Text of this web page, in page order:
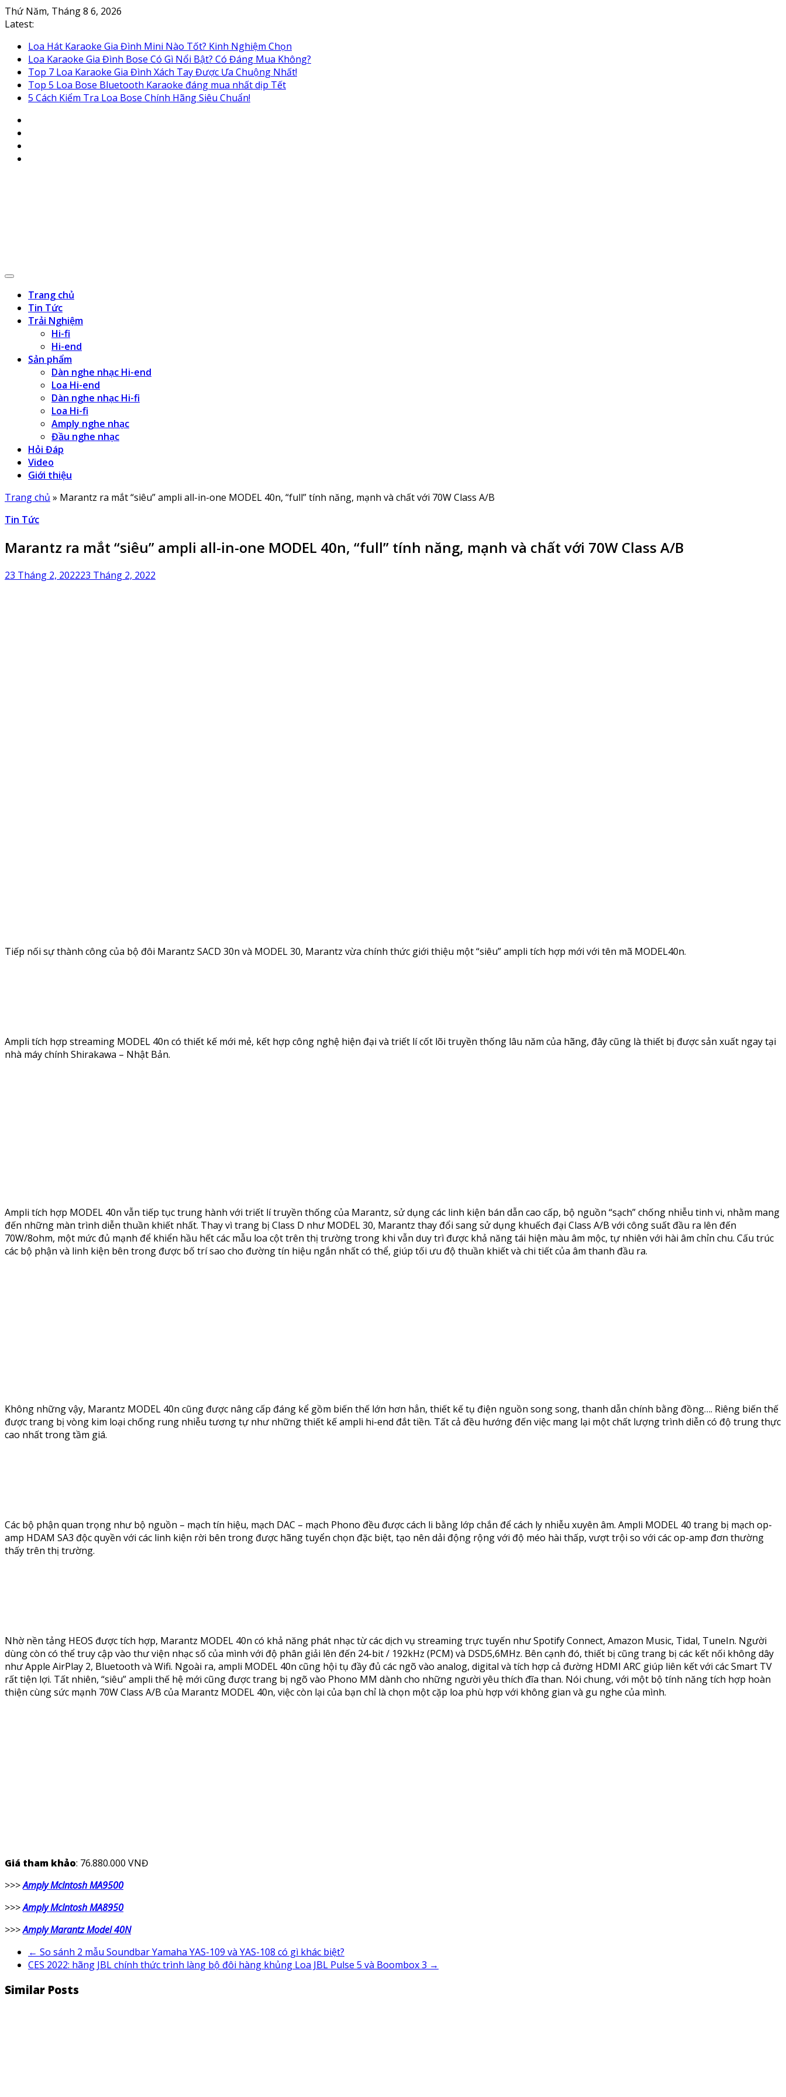
Skip
to
Thứ Năm, Tháng 8 6, 2026
Latest:
Loa Hát Karaoke Gia Đình Mini Nào Tốt? Kinh Nghiệm Chọn
Loa Karaoke Gia Đình Bose Có Gì Nổi Bật? Có Đáng Mua Không?
Top 7 Loa Karaoke Gia Đình Xách Tay Được Ưa Chuộng Nhất!
Top 5 Loa Bose Bluetooth Karaoke đáng mua nhất dịp Tết
5 Cách Kiểm Tra Loa Bose Chính Hãng Siêu Chuẩn!
Trang chủ
Tin Tức
Trải Nghiệm
Hi-fi
Hi-end
Sản phẩm
Dàn nghe nhạc Hi-end
Loa Hi-end
Dàn nghe nhạc Hi-fi
Loa Hi-fi
Amply nghe nhạc
Đầu nghe nhạc
Hỏi Đáp
Video
Giới thiệu
Trang chủ » Marantz ra mắt “siêu” ampli all-in-one MODEL 40n, “full” tính năng, mạnh và chất với 70W Class A/B
Tin Tức
Marantz ra mắt “siêu” ampli all-in-one MODEL 40n, “full” tính năng, mạnh và chất với 70W Class A/B
23 Tháng 2, 202223 Tháng 2, 2022
Tiếp nối sự thành công của bộ đôi Marantz SACD 30n và MODEL 30, Marantz vừa chính thức giới thiệu một “siêu” ampli tích hợp mới với tên mã MODEL40n.
Ampli tích hợp streaming MODEL 40n có thiết kế mới mẻ, kết hợp công nghệ hiện đại và triết lí cốt lõi truyền thống lâu năm của hãng, đây cũng là thiết bị được sản xuất ngay tại
nhà máy chính Shirakawa – Nhật Bản.
Ampli tích hợp MODEL 40n vẫn tiếp tục trung hành với triết lí truyền thống của Marantz, sử dụng các linh kiện bán dẫn cao cấp, bộ nguồn “sạch” chống nhiễu tinh vi, nhằm mang
đến những màn trình diễn thuần khiết nhất. Thay vì trang bị Class D như MODEL 30, Marantz thay đổi sang sử dụng khuếch đại Class A/B với công suất đầu ra lên đến
70W/8ohm, một mức đủ mạnh để khiển hầu hết các mẫu loa cột trên thị trường trong khi vẫn duy trì được khả năng tái hiện màu âm mộc, tự nhiên với hài âm chỉn chu. Cấu trúc
các bộ phận và linh kiện bên trong được bố trí sao cho đường tín hiệu ngắn nhất có thể, giúp tối ưu độ thuần khiết và chi tiết của âm thanh đầu ra.
Không những vậy, Marantz MODEL 40n cũng được nâng cấp đáng kể gồm biến thế lớn hơn hẳn, thiết kế tụ điện nguồn song song, thanh dẫn chính bằng đồng…. Riêng biến thế
được trang bị vòng kim loại chống rung nhiễu tương tự như những thiết kế ampli hi-end đắt tiền. Tất cả đều hướng đến việc mang lại một chất lượng trình diễn có độ trung thực
cao nhất trong tầm giá.
Các bộ phận quan trọng như bộ nguồn – mạch tín hiệu, mạch DAC – mạch Phono đều được cách li bằng lớp chắn để cách ly nhiễu xuyên âm. Ampli MODEL 40 trang bị mạch op-
amp HDAM SA3 độc quyền với các linh kiện rời bên trong được hãng tuyển chọn đặc biệt, tạo nên dải động rộng với độ méo hài thấp, vượt trội so với các op-amp đơn thường
thấy trên thị trường.
Nhờ nền tảng HEOS được tích hợp, Marantz MODEL 40n có khả năng phát nhạc từ các dịch vụ streaming trực tuyến như Spotify Connect, Amazon Music, Tidal, TuneIn. Người
dùng còn có thể truy cập vào thư viện nhạc số của mình với độ phân giải lên đến 24-bit / 192kHz (PCM) và DSD5,6MHz. Bên cạnh đó, thiết bị cũng trang bị các kết nối không dây
như Apple AirPlay 2, Bluetooth và Wifi. Ngoài ra, ampli MODEL 40n cũng hội tụ đầy đủ các ngõ vào analog, digital và tích hợp cả đường HDMI ARC giúp liên kết với các Smart TV
rất tiện lợi. Tất nhiên, “siêu” ampli thế hệ mới cũng được trang bị ngõ vào Phono MM dành cho những người yêu thích đĩa than. Nói chung, với một bộ tính năng tích hợp hoàn
thiện cùng sức mạnh 70W Class A/B của Marantz MODEL 40n, việc còn lại của bạn chỉ là chọn một cặp loa phù hợp với không gian và gu nghe của mình.
Giá tham khảo: 76.880.000 VNĐ
>>>Amply McIntosh MA9500
>>>Amply McIntosh MA8950
>>>Amply Marantz Model 40N
← So sánh 2 mẫu Soundbar Yamaha YAS-109 và YAS-108 có gì khác biệt?
CES 2022: hãng JBL chính thức trình làng bộ đôi hàng khủng Loa JBL Pulse 5 và Boombox 3 →
Similar Posts